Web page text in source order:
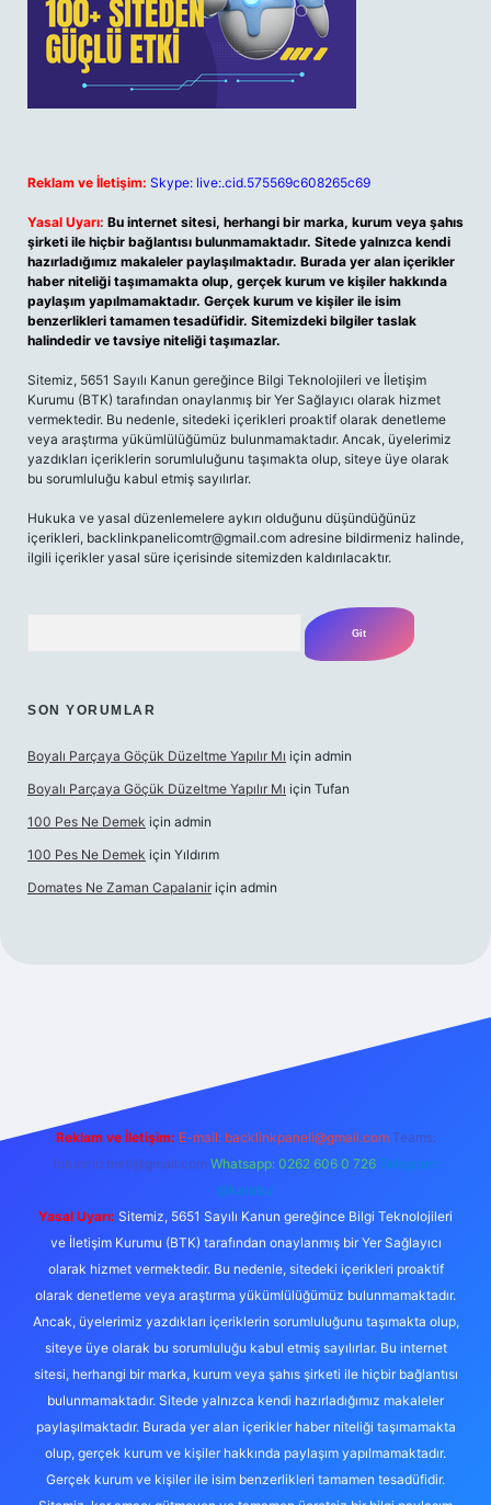
Reklam ve İletişim: Skype: live:.cid.575569c608265c69
Yasal Uyarı: Bu internet sitesi, herhangi bir marka, kurum veya şahıs
şirketi ile hiçbir bağlantısı bulunmamaktadır. Sitede yalnızca kendi
hazırladığımız makaleler paylaşılmaktadır. Burada yer alan içerikler
haber niteliği taşımamakta olup, gerçek kurum ve kişiler hakkında
paylaşım yapılmamaktadır. Gerçek kurum ve kişiler ile isim
benzerlikleri tamamen tesadüfidir. Sitemizdeki bilgiler taslak
halindedir ve tavsiye niteliği taşımazlar.
Sitemiz, 5651 Sayılı Kanun gereğince Bilgi Teknolojileri ve İletişim
Kurumu (BTK) tarafından onaylanmış bir Yer Sağlayıcı olarak hizmet
vermektedir. Bu nedenle, sitedeki içerikleri proaktif olarak denetleme
veya araştırma yükümlülüğümüz bulunmamaktadır. Ancak, üyelerimiz
yazdıkları içeriklerin sorumluluğunu taşımakta olup, siteye üye olarak
bu sorumluluğu kabul etmiş sayılırlar.
Hukuka ve yasal düzenlemelere aykırı olduğunu düşündüğünüz
içerikleri, backlinkpanelicomtr@gmail.com adresine bildirmeniz halinde,
ilgili içerikler yasal süre içerisinde sitemizden kaldırılacaktır.
SON YORUMLAR
Boyalı Parçaya Göçük Düzeltme Yapılır Mı için admin
Boyalı Parçaya Göçük Düzeltme Yapılır Mı için Tufan
100 Pes Ne Demek için admin
100 Pes Ne Demek için Yıldırım
Domates Ne Zaman Capalanir için admin
Reklam ve İletişim: E-mail: backlinkpaneli@gmail.com Teams:
forumhizmeti@gmail.com Whatsapp: 0262 606 0 726 Telegram:
@karabul
Yasal Uyarı: Sitemiz, 5651 Sayılı Kanun gereğince Bilgi Teknolojileri
ve İletişim Kurumu (BTK) tarafından onaylanmış bir Yer Sağlayıcı
olarak hizmet vermektedir. Bu nedenle, sitedeki içerikleri proaktif
olarak denetleme veya araştırma yükümlülüğümüz bulunmamaktadır.
Ancak, üyelerimiz yazdıkları içeriklerin sorumluluğunu taşımakta olup,
siteye üye olarak bu sorumluluğu kabul etmiş sayılırlar. Bu internet
sitesi, herhangi bir marka, kurum veya şahıs şirketi ile hiçbir bağlantısı
bulunmamaktadır. Sitede yalnızca kendi hazırladığımız makaleler
paylaşılmaktadır. Burada yer alan içerikler haber niteliği taşımamakta
olup, gerçek kurum ve kişiler hakkında paylaşım yapılmamaktadır.
Gerçek kurum ve kişiler ile isim benzerlikleri tamamen tesadüfidir.